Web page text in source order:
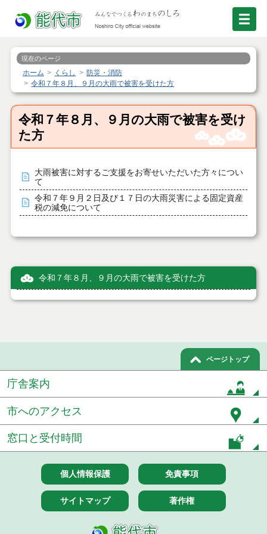
現在のページ
ホーム くらし
防災・消防
令和７年８月、９月の大雨で被害を受けた方
令和７年８月、９月の大雨で被害を受け
た方
大雨被害に対するご支援をお寄せいただいた方々につい
て
令和７年９月２日及び１７日の大雨災害による固定資産
税の減免について
令和７年８月、９月の大雨で被害を受けた方
ページトップ
庁舎案内
市へのアクセス
窓口と受付時間
個人情報保護 免責事項
サイトマップ 著作権